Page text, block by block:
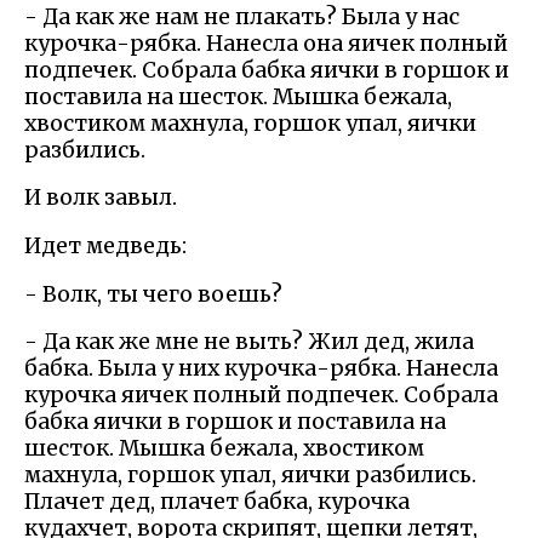
- Да как же нам не плакать? Была у нас
курочка-рябка. Нанесла она яичек полный
подпечек. Собрала бабка яички в горшок и
поставила на шесток. Мышка бежала,
хвостиком махнула, горшок упал, яички
разбились.
И волк завыл.
Идет медведь:
- Волк, ты чего воешь?
- Да как же мне не выть? Жил дед, жила
бабка. Была у них курочка-рябка. Нанесла
курочка яичек полный подпечек. Собрала
бабка яички в горшок и поставила на
шесток. Мышка бежала, хвостиком
махнула, горшок упал, яички разбились.
Плачет дед, плачет бабка, курочка
кудахчет, ворота скрипят, щепки летят,